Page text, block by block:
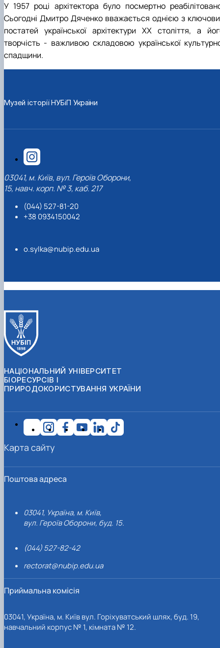
У 1957 році архітектора було посмертно
Сьогодні Дмитро Дяченко вважається однією з
постатей української архітектури ХХ століття, а
творчість - важливою складовою української
спадщини.
Музей історії НУБіП України
03041, м. Київ, вул. Героїв Оборони,
15, навч. корп. № 3, каб. 217
(044) 527-81-20
+38 0934150042
o.sylka@nubip.edu.ua
НАЦІОНАЛЬНИЙ УНІВЕРСИТЕТ
БІОРЕСУРСІВ І
ПРИРОДОКОРИСТУВАННЯ УКРАЇНИ
Поштова адреса
03041, Україна, м. Київ,
вул. Героїв Оборони, буд. 15.
(044) 527-82-42
rectorat@nubip.edu.ua
Приймальна комісія
03041, Україна, м. Київ вул. Горіхуватський шлях, буд. 19,
навчальний корпус № 1, кімната № 12.
Карта сайту